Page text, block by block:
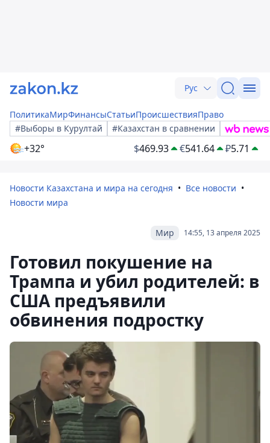
Рус
ПолитикаМирФинансыСтатьиПроисшествияПраво
#Выборы в Курултай
#Казахстан в сравнении
+32° $469.93 €541.64 ₽5.71
Новости Казахстана и мира на сегодня
Все новости
Новости мира
14:55, 13 апреля 2025
Мир
Готовил покушение на
Трампа и убил родителей: в
США предъявили
обвинения подростку